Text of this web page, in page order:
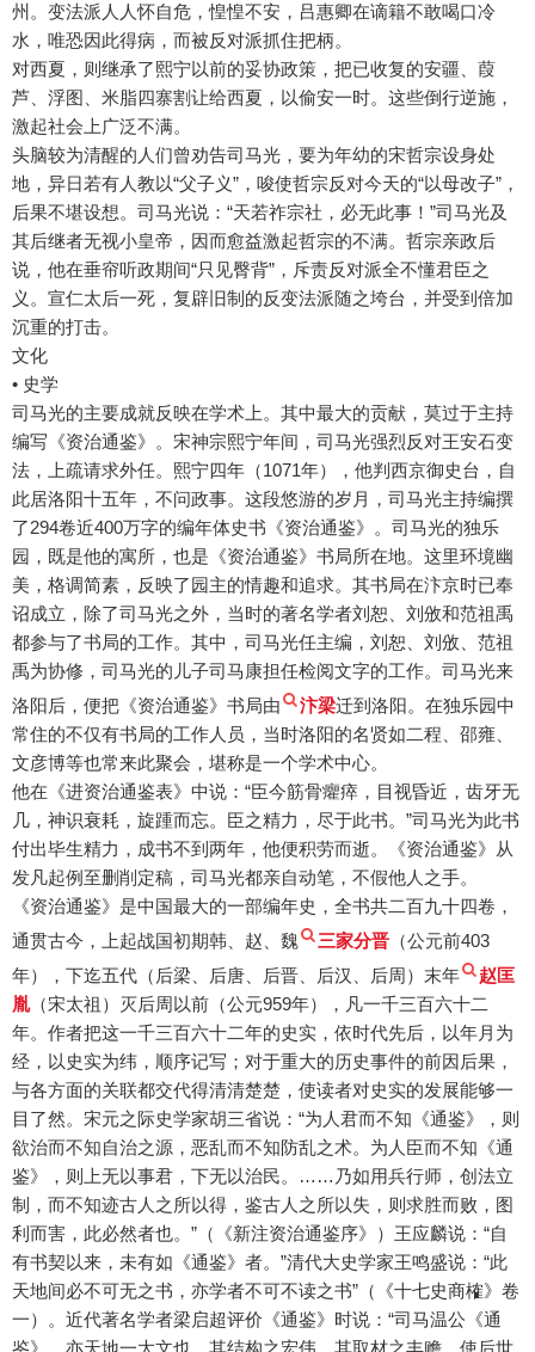
州。变法派人人怀自危，惶惶不安，吕惠卿在谪籍不敢喝口冷
水，唯恐因此得病，而被反对派抓住把柄。
对西夏，则继承了熙宁以前的妥协政策，把已收复的安疆、葭
芦、浮图、米脂四寨割让给西夏，以偷安一时。这些倒行逆施，
激起社会上广泛不满。
头脑较为清醒的人们曾劝告司马光，要为年幼的宋哲宗设身处
地，异日若有人教以“父子义”，唆使哲宗反对今天的“以母改子”，
后果不堪设想。司马光说：“天若祚宗社，必无此事！”司马光及
其后继者无视小皇帝，因而愈益激起哲宗的不满。哲宗亲政后
说，他在垂帘听政期间“只见臀背”，斥责反对派全不懂君臣之
义。宣仁太后一死，复辟旧制的反变法派随之垮台，并受到倍加
沉重的打击。
文化
• 史学
司马光的主要成就反映在学术上。其中最大的贡献，莫过于主持
编写《资治通鉴》。宋神宗熙宁年间，司马光强烈反对王安石变
法，上疏请求外任。熙宁四年（1071年），他判西京御史台，自
此居洛阳十五年，不问政事。这段悠游的岁月，司马光主持编撰
了294卷近400万字的编年体史书《资治通鉴》。司马光的独乐
园，既是他的寓所，也是《资治通鉴》书局所在地。这里环境幽
美，格调简素，反映了园主的情趣和追求。其书局在汴京时已奉
诏成立，除了司马光之外，当时的著名学者刘恕、刘攽和范祖禹
都参与了书局的工作。其中，司马光任主编，刘恕、刘攽、范祖
禹为协修，司马光的儿子司马康担任检阅文字的工作。司马光来
洛阳后，便把《资治通鉴》书局由
汴梁迁到洛阳。在独乐园中
常住的不仅有书局的工作人员，当时洛阳的名贤如二程、邵雍、
文彦博等也常来此聚会，堪称是一个学术中心。
他在《进资治通鉴表》中说：“臣今筋骨癯瘁，目视昏近，齿牙无
几，神识衰耗，旋踵而忘。臣之精力，尽于此书。”司马光为此书
付出毕生精力，成书不到两年，他便积劳而逝。《资治通鉴》从
发凡起例至删削定稿，司马光都亲自动笔，不假他人之手。
《资治通鉴》是中国最大的一部编年史，全书共二百九十四卷，
通贯古今，上起战国初期韩、赵、魏
三家分晋 （公元前403
年），下迄五代（后梁、后唐、后晋、后汉、后周）末年
赵匡
胤（宋太祖）灭后周以前（公元959年），凡一千三百六十二
年。作者把这一千三百六十二年的史实，依时代先后，以年月为
经，以史实为纬，顺序记写；对于重大的历史事件的前因后果，
与各方面的关联都交代得清清楚楚，使读者对史实的发展能够一
目了然。宋元之际史学家胡三省说：“为人君而不知《通鉴》，则
欲治而不知自治之源，恶乱而不知防乱之术。为人臣而不知《通
鉴》，则上无以事君，下无以治民。……乃如用兵行师，创法立
制，而不知迹古人之所以得，鉴古人之所以失，则求胜而败，图
利而害，此必然者也。”（《新注资治通鉴序》）王应麟说：“自
有书契以来，未有如《通鉴》者。”清代大史学家王鸣盛说：“此
天地间必不可无之书，亦学者不可不读之书”（《十七史商榷》卷
一）。近代著名学者梁启超评价《通鉴》时说：“司马温公《通
鉴》，亦天地一大文也。其结构之宏伟，其取材之丰赡，使后世